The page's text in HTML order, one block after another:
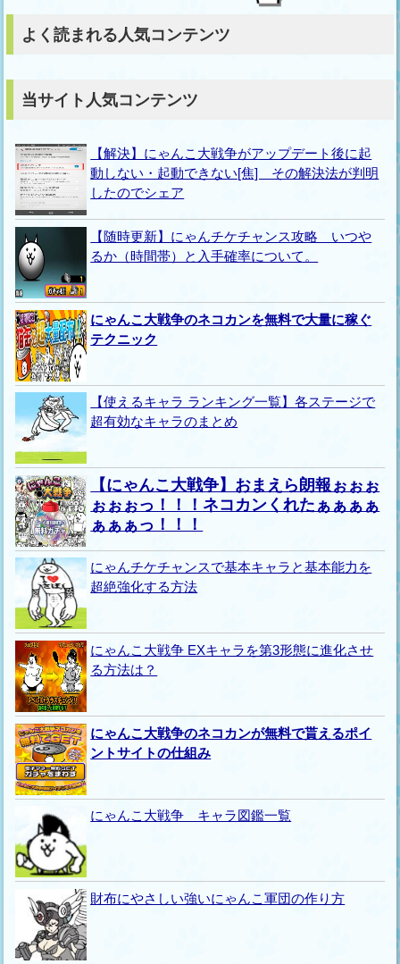
よく読まれる人気コンテンツ
当サイト人気コンテンツ
【解決】にゃんこ大戦争がアップデート後に起
動しない・起動できない[焦] その解決法が判明
したのでシェア
【随時更新】にゃんチケチャンス攻略 いつや
るか（時間帯）と入手確率について。
にゃんこ大戦争のネコカンを無料で大量に稼ぐ
テクニック
【使えるキャラ ランキング一覧】各ステージで
超有効なキャラのまとめ
【にゃんこ大戦争】おまえら朗報ぉぉぉ
ぉぉぉっ！！！ネコカンくれたぁぁぁぁ
ぁぁぁっ！！！
にゃんチケチャンスで基本キャラと基本能力を
超絶強化する方法
にゃんこ大戦争 EXキャラを第3形態に進化させ
る方法は？
にゃんこ大戦争のネコカンが無料で貰えるポイ
ントサイトの仕組み
にゃんこ大戦争 キャラ図鑑一覧
財布にやさしい強いにゃんこ軍団の作り方